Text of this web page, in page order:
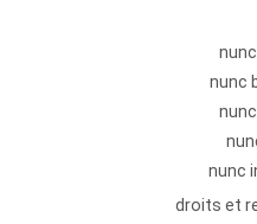
nunc
nunc
droits et